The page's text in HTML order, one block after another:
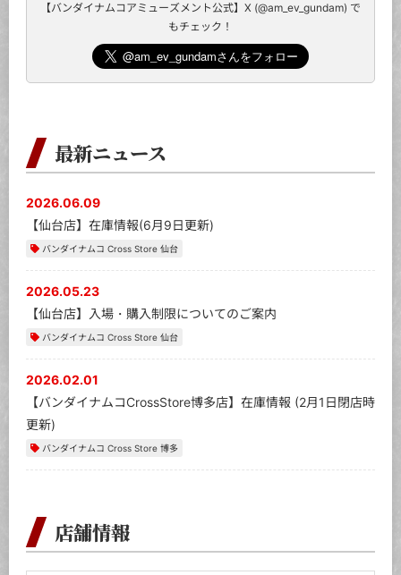
【バンダイナムコアミューズメント公式】X (@am_ev_gundam) で
もチェック！
最新ニュース
2026.06.09
【仙台店】在庫情報(6月9日更新)
バンダイナムコ Cross Store 仙台
2026.05.23
【仙台店】入場・購入制限についてのご案内
バンダイナムコ Cross Store 仙台
2026.02.01
【バンダイナムコCrossStore博多店】在庫情報 (2月1日閉店時
更新)
バンダイナムコ Cross Store 博多
店舗情報